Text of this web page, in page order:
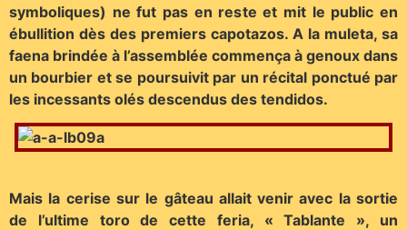
symboliques) ne fut pas en reste et mit le public en
ébullition dès des premiers capotazos. A la muleta, sa
faena brindée à l’assemblée commença à genoux dans
un bourbier et se poursuivit par un récital ponctué par
les incessants olés descendus des tendidos.
Mais la cerise sur le gâteau allait venir avec la sortie
de l’ultime toro de cette feria, « Tablante », un